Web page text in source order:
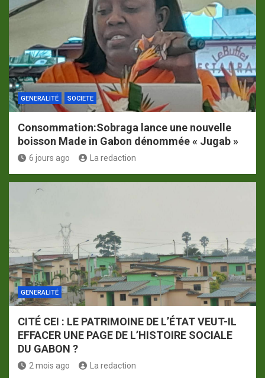
GENERALITÉ SOCIETE
Consommation:Sobraga lance une nouvelle
boisson Made in Gabon dénommée « Jugab »
6 jours ago La redaction
GENERALITÉ
CITÉ CEI : LE PATRIMOINE DE L’ÉTAT VEUT-IL
EFFACER UNE PAGE DE L’HISTOIRE SOCIALE
DU GABON ?
2 mois ago La redaction